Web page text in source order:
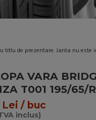
titlu de prezentare. Janta nu este
VARA
T001 195/65/
/ buc
inclus)